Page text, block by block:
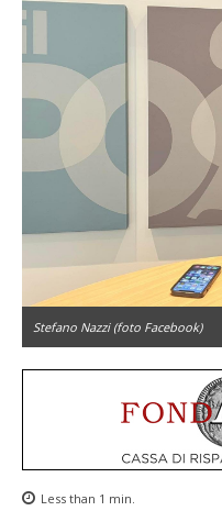
Stefano Nazzi (foto Facebook)
Less than 1 min.